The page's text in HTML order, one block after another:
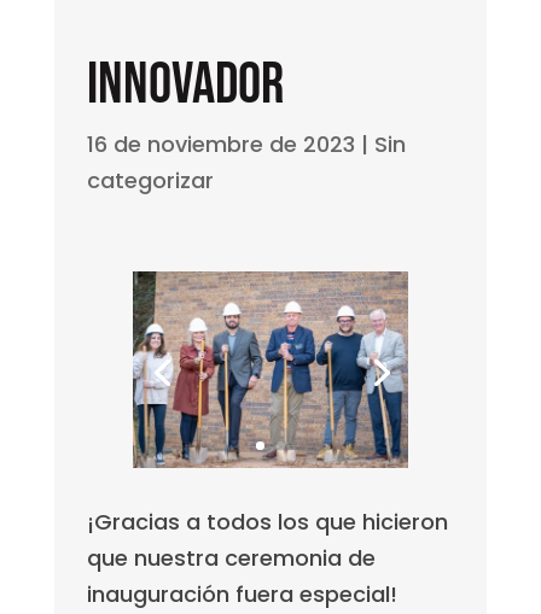
Innovador
16 de noviembre de 2023 | Sin
categorizar
¡Gracias a todos los que hicieron
que nuestra ceremonia de
inauguración fuera especial!